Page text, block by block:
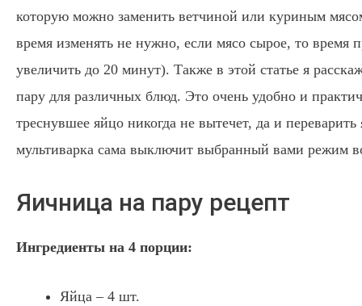
которую можно заменить ветчиной или куриным
время изменять не нужно, если мясо сырое, то время
увеличить до 20 минут). Также в этой статье я
пару для различных блюд. Это очень удобно и
треснувшее яйцо никогда не вытечет, да и
мультиварка сама выключит выбранный вами режим
Яичница на пару рецепт
Ингредиенты на 4 порции:
Яйца – 4 шт.